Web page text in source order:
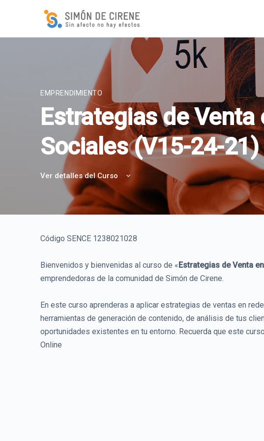
EMPRENDIMIENTO
Estrategias de Venta
Sociales (V15-24-
Ver detalles del Curso
Código SENCE 1238021028
Bienvenidos y bienvenidas al curso de «Estrategias de Venta
emprendedoras de la comunidad de Simón de Cirene.
En este curso aprenderas a aplicar estrategias de ventas en
herramientas de generación de contenido, de análisis de tus
oportunidades existentes en tu entorno. Recuerda que este
Online